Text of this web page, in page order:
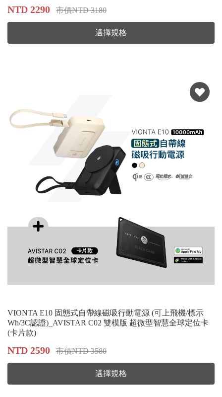
NTD 2290 市價NTD 3180
選擇規格
VIONTA E10 固態式自帶線磁吸行動電源 (可上飛機/標示
Wh/3C認證)_AVISTAR C02 雙模版 超微型智慧全球定位卡
(卡片款)
NTD 2590 市價NTD 3580
選擇規格